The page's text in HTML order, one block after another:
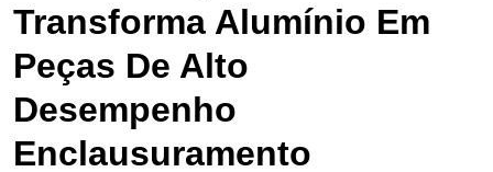
Transforma Alumínio Em
Peças De Alto
Desempenho
Enclausuramento